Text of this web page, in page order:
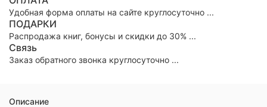
Удобная форма оплаты на сайте круглосуточно ...
ПОДАРКИ
Распродажа книг, бонусы и скидки до 30% ...
Связь
Заказ обратного звонка круглосуточно ...
Описание